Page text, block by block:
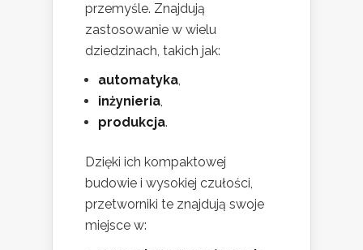
przemyśle. Znajdują
zastosowanie w wielu
dziedzinach, takich jak:
automatyka,
inżynieria,
produkcja.
Dzięki ich kompaktowej
budowie i wysokiej czułości,
przetworniki te znajdują swoje
miejsce w: